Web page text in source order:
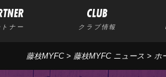
ナー
CLUB
クラブ情報
藤枝MYFC> 藤枝MYFC ニュース > ホ